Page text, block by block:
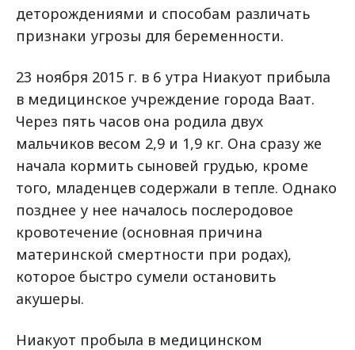
деторождениями и способам различать
признаки угрозы для беременности.
23 ноября 2015 г. в 6 утра Ниакуот прибыла
в медицинское учреждение города Ваат.
Через пять часов она родила двух
мальчиков весом 2,9 и 1,9 кг. Она сразу же
начала кормить сыновей грудью, кроме
того, младенцев содержали в тепле. Однако
позднее у нее началось послеродовое
кровотечение (основная причина
материнской смертности при родах),
которое быстро сумели остановить
акушеры.
Ниакуот пробыла в медицинском